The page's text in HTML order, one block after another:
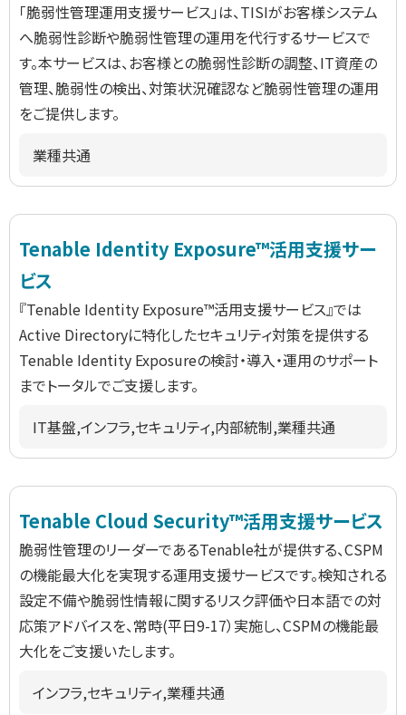
「脆弱性管理運用支援サービス」は、TISIがお客様システム
へ脆弱性診断や脆弱性管理の運用を代行するサービスで
す。本サービスは、お客様との脆弱性診断の調整、IT資産の
管理、脆弱性の検出、対策状況確認など脆弱性管理の運用
をご提供します。
業種共通
Tenable Identity Exposure™活用支援サー
ビス
『Tenable Identity Exposure™活用支援サービス』では
Active Directoryに特化したセキュリティ対策を提供する
Tenable Identity Exposureの検討・導入・運用のサポート
までトータルでご支援します。
IT基盤,インフラ,セキュリティ,内部統制,業種共通
Tenable Cloud Security™活用支援サービス
脆弱性管理のリーダーであるTenable社が提供する、CSPM
の機能最大化を実現する運用支援サービスです。検知される
設定不備や脆弱性情報に関するリスク評価や日本語での対
応策アドバイスを、常時(平日9-17）実施し、CSPMの機能最
大化をご支援いたします。
インフラ,セキュリティ,業種共通